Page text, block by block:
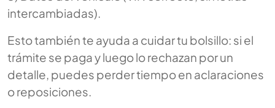
intercambiadas).
Esto también te ayuda a cuidar tu bolsillo: si el
trámite se paga y luego lo rechazan por un
detalle, puedes perder tiempo en aclaraciones
o reposiciones.